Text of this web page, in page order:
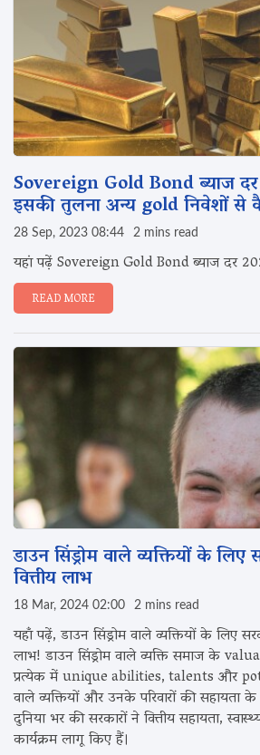
Sovereign Gold Bond ब्याज
इसकी तुलना अन्य gold निवेशों से
28 Sep, 2023 08:44 2 mins read
यहां पढ़ें Sovereign Gold Bond ब्याज दर
READ MORE
डाउन सिंड्रोम वाले व्यक्तियों के लिए
वित्तीय लाभ
18 Mar, 2024 02:00 2 mins read
यहाँ पढ़ें, डाउन सिंड्रोम वाले व्यक्तियों के लिए
लाभ! डाउन सिंड्रोम वाले व्यक्ति समाज के
प्रत्येक में unique abilities, talents और
वाले व्यक्तियों और उनके परिवारों की सहायता
दुनिया भर की सरकारों ने वित्तीय सहायता,
कार्यक्रम लागू किए हैं।